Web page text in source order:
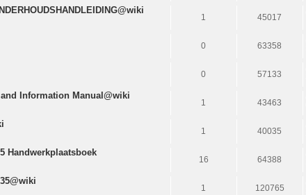
1 45017
0 63358
0 57133
Information Manual@wiki
1 43463
1 40035
Handwerkplaatsboek
16 64388
1 120765